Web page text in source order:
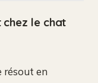
chez le chat
résout en